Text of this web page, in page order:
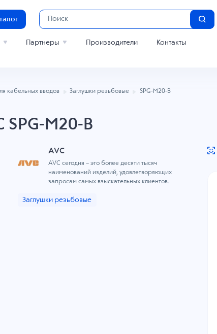
Партнеры Производители Контакты
кабельных вводов Заглушки резьбовые SPG-M20-B
SPG-M20-B
AVC
AVC сегодня – это более десяти тысяч
наименований изделий, удовлетворяющих
запросам самых взыскательных клиентов.
Заглушки резьбовые